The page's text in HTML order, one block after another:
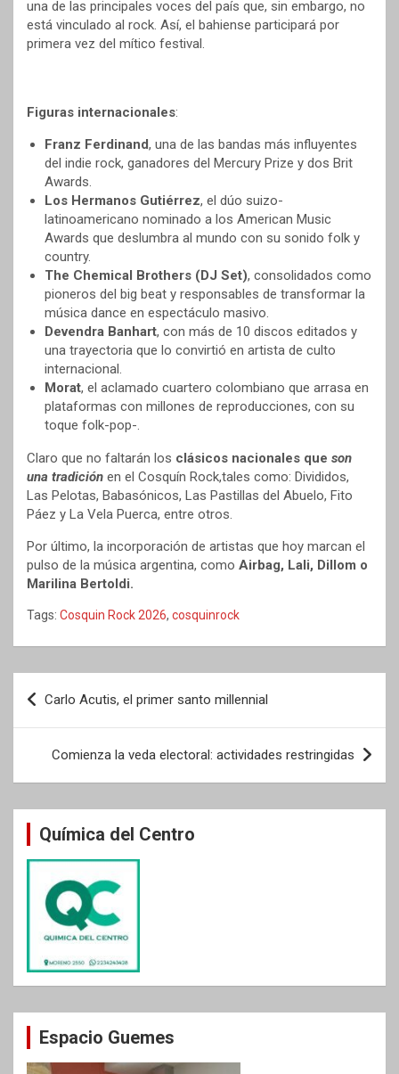
una de las principales voces del país que, sin embargo, no
está vinculado al rock. Así, el bahiense participará por
primera vez del mítico festival.
Figuras internacionales:
Franz Ferdinand, una de las bandas más influyentes
del indie rock, ganadores del Mercury Prize y dos Brit
Awards.
Los Hermanos Gutiérrez, el dúo suizo-
latinoamericano nominado a los American Music
Awards que deslumbra al mundo con su sonido folk y
country.
The Chemical Brothers (DJ Set), consolidados como
pioneros del big beat y responsables de transformar la
música dance en espectáculo masivo.
Devendra Banhart, con más de 10 discos editados y
una trayectoria que lo convirtió en artista de culto
internacional.
Morat, el aclamado cuartero colombiano que arrasa en
plataformas con millones de reproducciones, con su
toque folk-pop-.
Claro que no faltarán los clásicos nacionales que son
una tradición en el Cosquín Rock,tales como: Divididos,
Las Pelotas, Babasónicos, Las Pastillas del Abuelo, Fito
Páez y La Vela Puerca, entre otros.
Por último, la incorporación de artistas que hoy marcan el
pulso de la música argentina, como Airbag, Lali, Dillom o
Marilina Bertoldi.
Tags: Cosquin Rock 2026, cosquinrock
Navegación
de
entradas
Carlo Acutis, el primer santo millennial
Comienza la veda electoral: actividades restringidas
Química del Centro
Espacio Guemes